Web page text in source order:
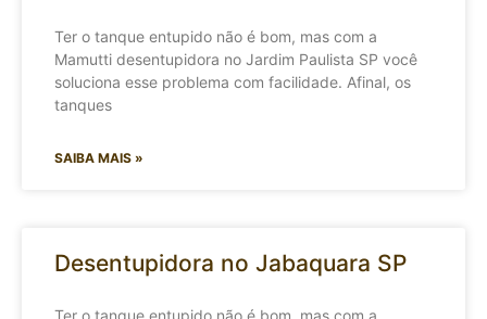
Ter o tanque entupido não é bom, mas com a
Mamutti desentupidora no Jardim Paulista SP você
soluciona esse problema com facilidade. Afinal, os
tanques
SAIBA MAIS »
Desentupidora no Jabaquara SP
Ter o tanque entupido não é bom, mas com a